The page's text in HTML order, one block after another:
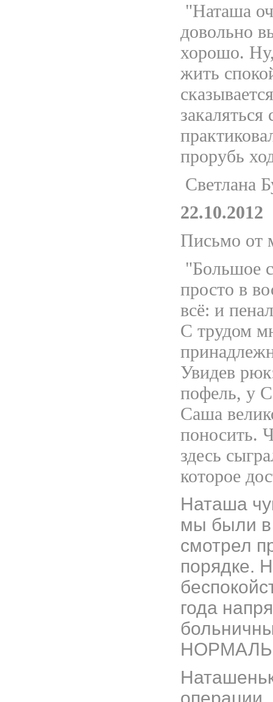
"Наташа
довольно
хорошо.
жить
прорубь
Светлана
22.10.2012
Письмо от
"Большое
просто в
всё: и
С трудом
Увидев
пофель, у
Саша
поносить.
здесь
которое
Наташа
мы были в
смотрел
порядке.
года